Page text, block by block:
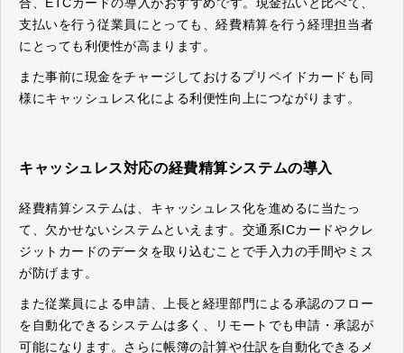
合、ETCカードの導入がおすすめです。現金払いと比べて、
支払いを行う従業員にとっても、経費精算を行う経理担当者
にとっても利便性が高まります。
また事前に現金をチャージしておけるプリペイドカードも同
様にキャッシュレス化による利便性向上につながります。
キャッシュレス対応の経費精算システムの導入
経費精算システムは、キャッシュレス化を進めるに当たっ
て、欠かせないシステムといえます。交通系ICカードやクレ
ジットカードのデータを取り込むことで手入力の手間やミス
が防げます。
また従業員による申請、上長と経理部門による承認のフロー
を自動化できるシステムは多く、リモートでも申請・承認が
可能になります。さらに帳簿の計算や仕訳を自動化できるメ